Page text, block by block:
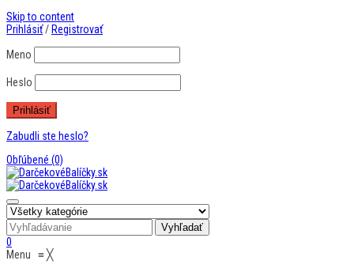
Skip to content
Prihlásiť/ Registrovať
Meno
Heslo
Zabudli ste heslo?
Obľúbené (0)
0
Menu ≡╳